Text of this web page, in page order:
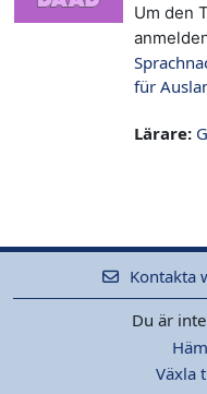
Um den
für
Lärare:
Kontakta
Du är
Växla